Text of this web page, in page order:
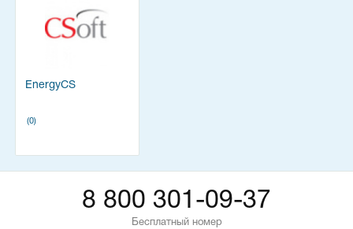
EnergyCS
(0)
8 800 301-09-37
Бесплатный номер